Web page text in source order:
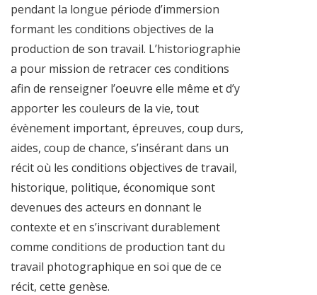
pendant la longue période d’immersion
formant les conditions objectives de la
production de son travail. L’historiographie
a pour mission de retracer ces conditions
afin de renseigner l’oeuvre elle même et d’y
apporter les couleurs de la vie, tout
évènement important, épreuves, coup durs,
aides, coup de chance, s’insérant dans un
récit où les conditions objectives de travail,
historique, politique, économique sont
devenues des acteurs en donnant le
contexte et en s’inscrivant durablement
comme conditions de production tant du
travail photographique en soi que de ce
récit, cette genèse.